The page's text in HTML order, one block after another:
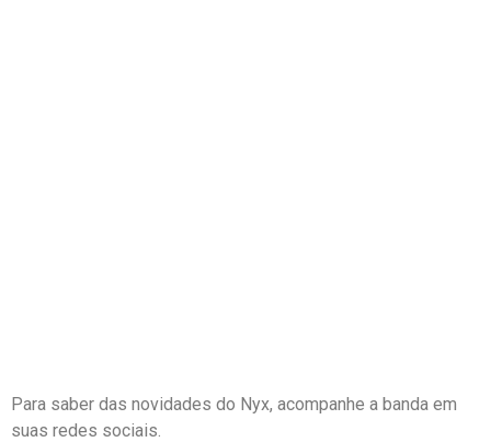
Para saber das novidades do Nyx, acompanhe a banda em
suas redes sociais.